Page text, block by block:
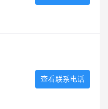
查看联系电话